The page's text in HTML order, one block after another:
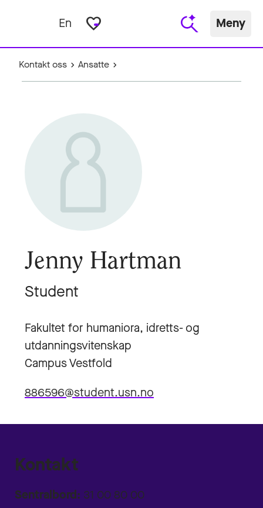
En favorite_border Meny
Kontakt oss Ansatte
Jenny Hartman
Student
Fakultet for humaniora, idretts- og
utdanningsvitenskap
Campus Vestfold
886596@student.usn.no
Kontakt
Sentralbord: 31 00 80 00